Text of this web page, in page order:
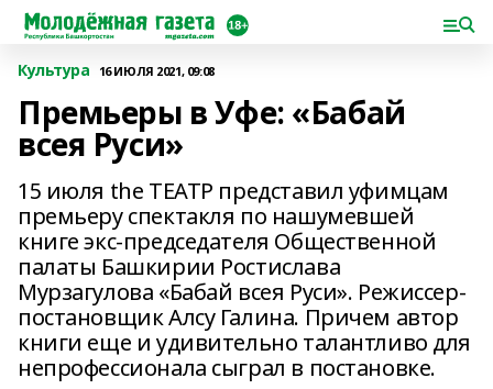
Культура 16 ИЮЛЯ 2021, 09:08
Премьеры в Уфе: «Бабай
всея Руси»
15 июля the ТЕАТР представил уфимцам
премьеру спектакля по нашумевшей
книге экс-председателя Общественной
палаты Башкирии Ростислава
Мурзагулова «Бабай всея Руси». Режиссер-
постановщик Алсу Галина. Причем автор
книги еще и удивительно талантливо для
непрофессионала сыграл в постановке.